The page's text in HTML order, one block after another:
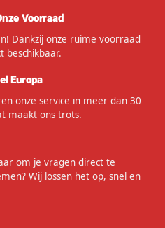
Voorraad
Dankzij onze ruime voorraad
beschikbaar.
Europa
onze service in meer dan 30
maakt ons trots.
om je vragen direct te
Wij lossen het op, snel en